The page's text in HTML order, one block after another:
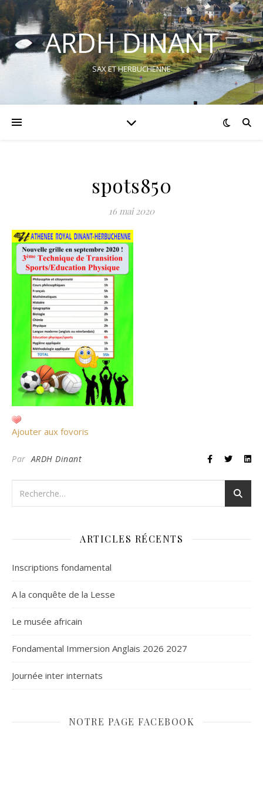
ARDH DINANT
SAX ET HERBUCHENNE
spots850
16 mai 2020
Ajouter aux fovoris
ParARDH Dinant
ARTICLES RÉCENTS
Inscriptions fondamental
A la conquête de la Lesse
Le musée africain
Fondamental Immersion Anglais 2026 2027
Journée inter internats
NOTRE PAGE FACEBOOK